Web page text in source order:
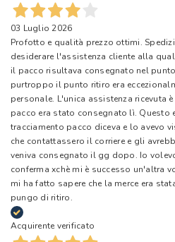
03 Luglio 2026
Profotto e qualità prezzo ottimi.
desiderare l'assistenza cliente alla
il pacco risultava consegnato nel
purtroppo il punto ritiro era
personale. L'unica assistenza ricevuta
pacco era stato consegnato lì. Questo
tracciamento pacco diceva e lo avevo
che contattassero il corriere e gli
veniva consegnato il gg dopo. Io
conferma xchè mi è successo un'altra
mi ha fatto sapere che la merce era
pungo di ritiro.
Acquirente verificato